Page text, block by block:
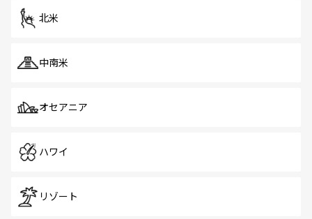
北米
中南米
オセアニア
ハワイ
リゾート